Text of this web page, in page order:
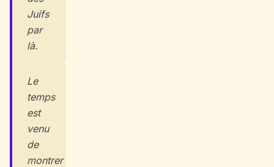
Juifs
par
là.
Le
temps
est
venu
de
montrer